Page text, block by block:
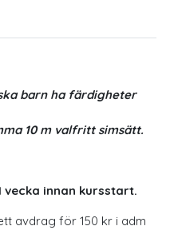
barn ha färdigheter
10 m valfritt simsätt.
vecka innan kursstart.
avdrag för 150 kr i adm